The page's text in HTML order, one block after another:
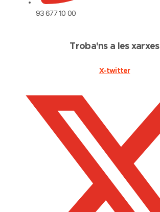
93 677 10 00
Troba'ns a les xarxes
X-twitter